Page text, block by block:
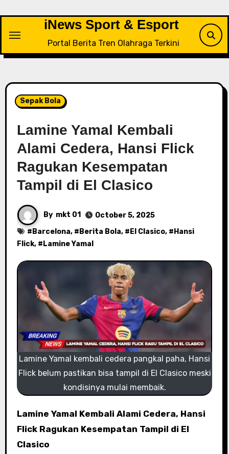
content
iNews Sport & Esport
Portal Berita Tren Olahraga Terkini
Sepak Bola
Lamine Yamal Kembali
Alami Cedera, Hansi Flick
Ragukan Kesempatan
Tampil di El Clasico
By mkt 01
October 5, 2025
# Barcelona, # Berita Bola, # El Clasico, # Hansi
Flick, # Lamine Yamal
Lamine Yamal kembali cedera pangkal paha, Hansi
Flick belum pastikan bisa tampil di El Clasico meski
kondisinya mulai membaik.
Lamine Yamal Kembali Alami Cedera, Hansi
Flick Ragukan Kesempatan Tampil di El
Clasico